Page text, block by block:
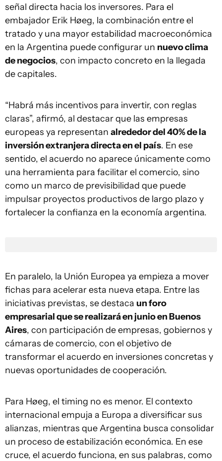
señal directa hacia los inversores. Para el
embajador Erik Høeg, la combinación entre el
tratado y una mayor estabilidad macroeconómica
en la Argentina puede configurar un nuevo clima
de negocios, con impacto concreto en la llegada
de capitales.
“Habrá más incentivos para invertir, con reglas
claras”, afirmó, al destacar que las empresas
europeas ya representan alrededor del 40% de la
inversión extranjera directa en el país. En ese
sentido, el acuerdo no aparece únicamente como
una herramienta para facilitar el comercio, sino
como un marco de previsibilidad que puede
impulsar proyectos productivos de largo plazo y
fortalecer la confianza en la economía argentina.
En paralelo, la Unión Europea ya empieza a mover
fichas para acelerar esta nueva etapa. Entre las
iniciativas previstas, se destaca un foro
empresarial que se realizará en junio en Buenos
Aires, con participación de empresas, gobiernos y
cámaras de comercio, con el objetivo de
transformar el acuerdo en inversiones concretas y
nuevas oportunidades de cooperación.
Para Høeg, el timing no es menor. El contexto
internacional empuja a Europa a diversificar sus
alianzas, mientras que Argentina busca consolidar
un proceso de estabilización económica. En ese
cruce, el acuerdo funciona, en sus palabras, como